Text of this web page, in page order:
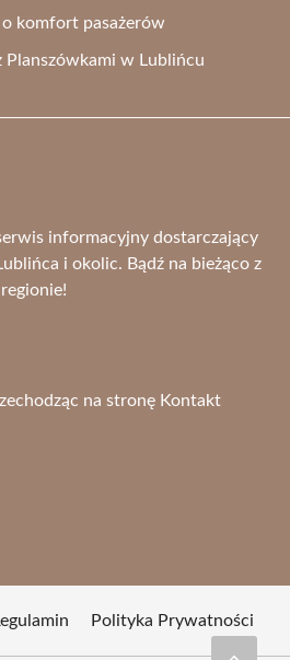
o komfort pasażerów
Planszówkami w Lublińcu
informacyjny dostarczający
i okolic. Bądź na bieżąco z
na stronę Kontakt
Polityka Prywatności